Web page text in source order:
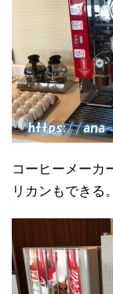
コーヒーメーカ
リカンもできる。